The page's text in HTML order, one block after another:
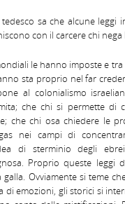
sa che alcune leggi
con il carcere chi nega
le hanno imposte e
sta proprio nel far
al colonialismo
che chi si permette di
che chi osa chiedere le
nei campi di
di sterminio degli
Proprio queste leggi
galla. Ovviamente si teme
di emozioni, gli storici si